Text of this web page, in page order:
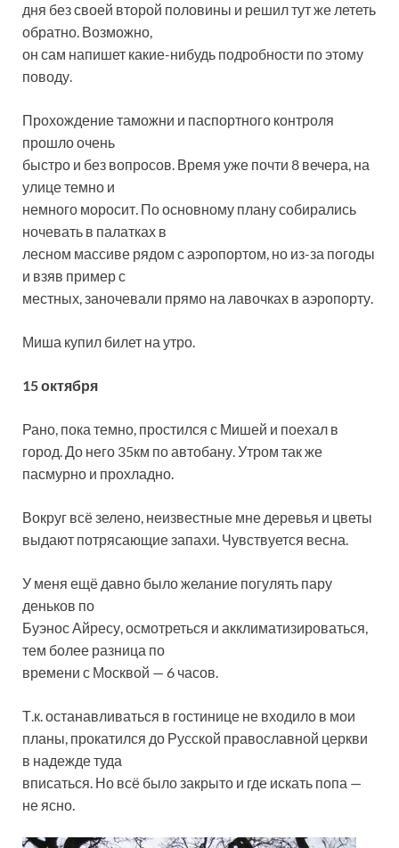
дня без своей второй половины и решил тут же лететь
обратно. Возможно,
он сам напишет какие-нибудь подробности по этому
поводу.
Прохождение таможни и паспортного контроля
прошло очень
быстро и без вопросов. Время уже почти 8 вечера, на
улице темно и
немного моросит. По основному плану собирались
ночевать в палатках в
лесном массиве рядом с аэропортом, но из-за погоды
и взяв пример с
местных, заночевали прямо на лавочках в аэропорту.
Миша купил билет на утро.
15 октября
Рано, пока темно, простился с Мишей и поехал в
город. До него 35км по автобану. Утром так же
пасмурно и прохладно.
Вокруг всё зелено, неизвестные мне деревья и цветы
выдают потрясающие запахи. Чувствуется весна.
У меня ещё давно было желание погулять пару
деньков по
Буэнос Айресу, осмотреться и акклиматизироваться,
тем более разница по
времени с Москвой — 6 часов.
Т.к. останавливаться в гостинице не входило в мои
планы, прокатился до Русской православной церкви
в надежде туда
вписаться. Но всё было закрыто и где искать попа —
не ясно.